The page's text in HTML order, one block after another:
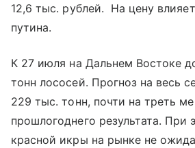
12,6 тыс. рублей. На цену
путина.
К 27 июля на Дальнем Востоке
тонн лососей. Прогноз на весь
229 тыс. тонн, почти на треть
прошлогоднего результата. При
красной икры на рынке не